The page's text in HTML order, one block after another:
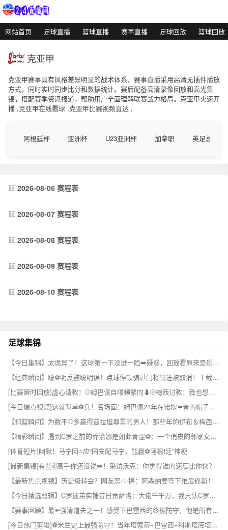
网站首页 足球直播 篮球直播 赛事直播 足球回放 篮球回放
克亚甲
克亚甲赛事具有风格差异明显的战术体系，赛事直播采用高清无插件播放
方式，同时实时同步比分和数据统计。赛后配备高清录像回放和高光集
锦，搭配赛季资讯报道，帮助用户全面理解联赛战力格局。克亚甲火速开
播 ,克亚甲在线看球 ,克亚甲比赛视频直达 ,
阿根廷杯 亚洲杯 U23亚洲杯 加拿职 英足总杯
2026-08-06 赛程表
2026-08-07 赛程表
2026-08-08 赛程表
2026-08-09 赛程表
2026-08-10 赛程表
足球集锦
【今日集锦】太诡异了！这球第一下没进一脸➡️疑惑，回放看原来是碰到了门将⚾
【经典瞬间】聪⚽明反被聪明误！点球停顿骗过门将罚进被取消！主裁掏黄牌伺候！
[比赛瞬时回放]虚心请教！⚾姆巴佩自曝频繁向⬇⚾️梅西讨教：我也想赢得一切
[今日爆点视频]这就叫单⚽兵！名场面：姆巴佩21年在诺坎⬅️普的帽子戏法！
【扣篮瞬间】为数不⚾多赢得兹拉坦尊重的男人！那些年的伊布＆梅西~✌️
【精彩瞬间】遇到C罗之前的乔治娜是如此青涩⚽：一个俏皮的邻家女孩~
[体育短片]幽默！马宁回⭐应“国安配马宁，能赢⚽阿根❗廷”神梗
[最新集锦]有些✌️高手你还没说➡️！采访沃克：你觉得谁的速度比你快？
【最新焦点视频】历史级转会？网友恶❕✨搞：阿森纳要签下维尼修斯！
【今日精选剪辑】C罗迷弟实锤昔日贡萨洛：大佬千千万，我只认C罗⚽这⬆️一个
【赛事回顾】最⬅️强清道夫之一！感受下巴雷西的终极防守，他是所有前锋➡️的噩梦
[今日热门剪辑]⚽米兰史上最强防守！当年塔索蒂+巴雷西+科斯塔库塔+马尔⚽蒂尼